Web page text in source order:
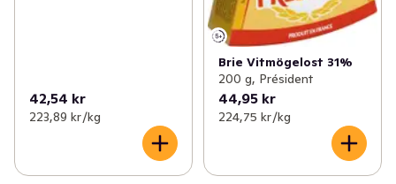
42,54 kr
223,89 kr /kg
Brie Vitmögelost 31%
200 g, Président
44,95 kr
224,75 kr /kg